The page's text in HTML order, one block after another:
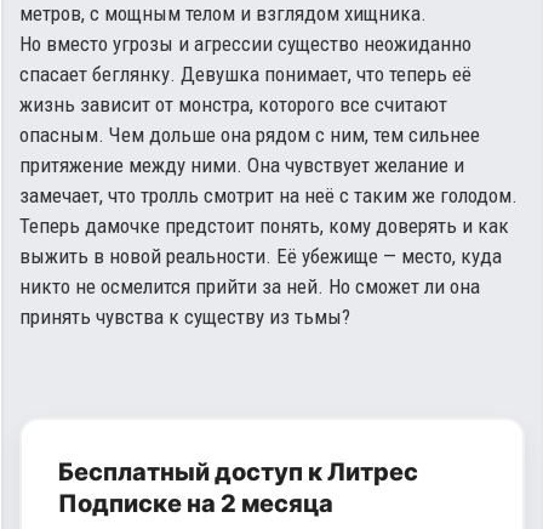
метров, с мощным телом и взглядом хищника.
Но вместо угрозы и агрессии существо неожиданно
спасает беглянку. Девушка понимает, что теперь её
жизнь зависит от монстра, которого все считают
опасным. Чем дольше она рядом с ним, тем сильнее
притяжение между ними. Она чувствует желание и
замечает, что тролль смотрит на неё с таким же голодом.
Теперь дамочке предстоит понять, кому доверять и как
выжить в новой реальности. Её убежище — место, куда
никто не осмелится прийти за ней. Но сможет ли она
принять чувства к существу из тьмы?
Бесплатный доступ к Литрес
Подписке на 2 месяца